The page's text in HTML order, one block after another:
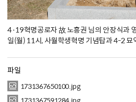
4·19혁명공로자 故 노흥권 님의 안장식과
일(월) 11시, 사월학생혁명 기념탑과 4-2
파일
1731367650100.jpg